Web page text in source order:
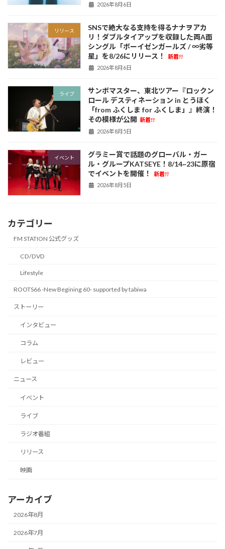
2026年8月6日
リリース
SNSで絶大なる支持を得るナナヲアカ
リ！ダブルタイアップを収録した両A面
シングル「ボーイゼンガールズ / ∞劣等
星」を8/26にリリース！
新着!!
2026年8月6日
ライブ
サンボマスター、東北ツアー『ロックン
ロール デスティネーション in とうほく
「from ふくしま for ふくしま」』終演！
その模様が公開 新着!!
2026年8月5日
イベント
グラミー賞で話題のグローバル・ガー
ル・グループKATSEYE！8/14~23に原宿
でイベントを開催！
新着!!
2026年8月5日
カテゴリー
FM STATION 公式グッズ
CD/DVD
Lifestyle
ROOTS66 -New Begining 60- supported by tabiwa
ストーリー
インタビュー
コラム
レビュー
ニュース
イベント
ライブ
ラジオ番組
リリース
映画
アーカイブ
2026年8月
2026年7月